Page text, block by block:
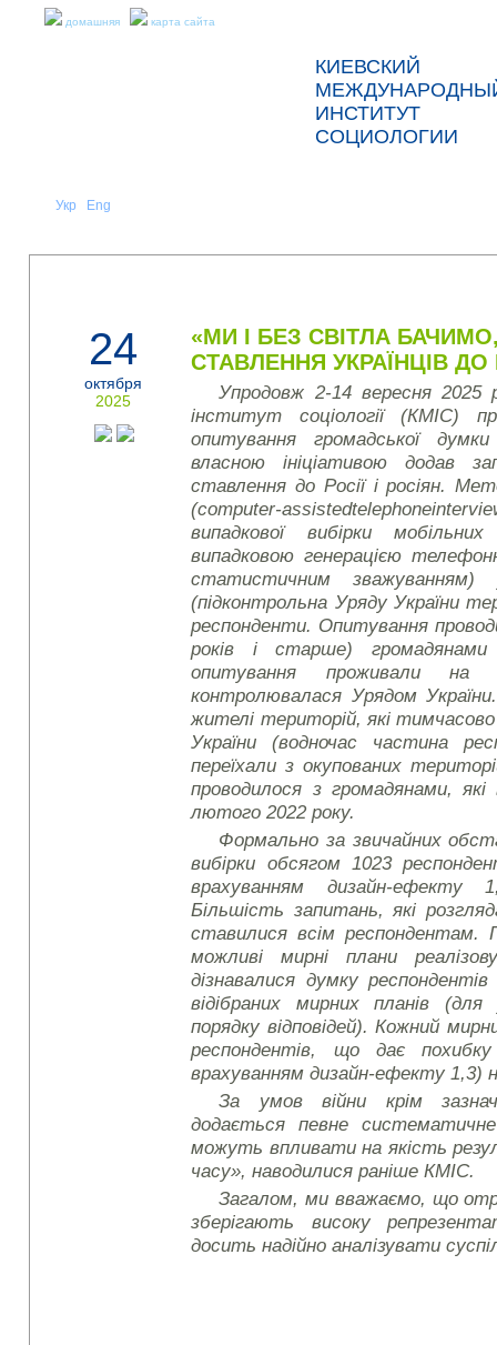
домашняя карта сайта
КИЕВСКИЙ
ИНСТИТУТ
СОЦИОЛОГИИ
Укр Eng
24
октября
2025
«МИ І БЕЗ СВІТЛА
СТАВЛЕННЯ УКРАЇНЦІВ ДО
Упродовж 2-14 вересня 2025
інститут соціології (КМІС)
опитування громадської
власною ініціативою додав
ставлення до Росії і росіян.
(computer-assistedtelephone
випадкової вибірки
випадковою генерацією
статистичним зважуванням)
(підконтрольна Уряду України
респонденти. Опитування
років і старше)
опитування проживали на
контролювалася Урядом
жителі територій, які
України (водночас частина
переїхали з окупованих
проводилося з громадянами, які
лютого 2022 року.
Формально за звичайних
вибірки обсягом 1023
врахуванням дизайн-
Більшість запитань, які
ставилися всім респондентам.
можливі мирні плани
дізнавалися думку
відібраних мирних планів
порядку відповідей). Кожний
респондентів, що дає
врахуванням дизайн-ефекту 1,3)
За умов війни крім
додається певне
можуть впливати на якість
часу», наводилися раніше КМІС.
Загалом, ми вважаємо, що
зберігають високу
досить надійно аналізувати